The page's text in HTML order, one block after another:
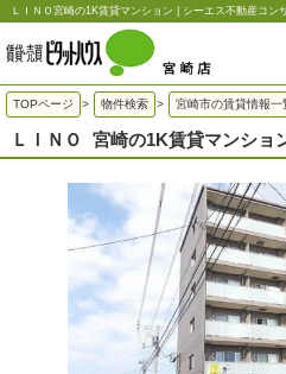
ＬＩＮＯ宮崎の1K賃貸マンション | シーエス不動産コン
TOPページ > 物件検索 > 宮崎市の賃貸情報一
ＬＩＮＯ 宮崎の1K賃貸マンショ